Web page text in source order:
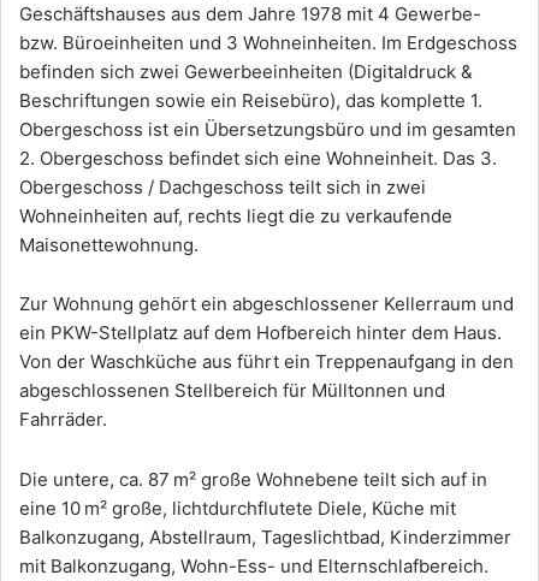
Geschäftshauses aus dem Jahre 1978 mit 4 Gewerbe-
bzw. Büroeinheiten und 3 Wohneinheiten. Im Erdgeschoss
befinden sich zwei Gewerbeeinheiten (Digitaldruck &
Beschriftungen sowie ein Reisebüro), das komplette 1.
Obergeschoss ist ein Übersetzungsbüro und im gesamten
2. Obergeschoss befindet sich eine Wohneinheit. Das 3.
Obergeschoss / Dachgeschoss teilt sich in zwei
Wohneinheiten auf, rechts liegt die zu verkaufende
Maisonettewohnung.
Zur Wohnung gehört ein abgeschlossener Kellerraum und
ein PKW-Stellplatz auf dem Hofbereich hinter dem Haus.
Von der Waschküche aus führt ein Treppenaufgang in den
abgeschlossenen Stellbereich für Mülltonnen und
Fahrräder.
Die untere, ca. 87 m² große Wohnebene teilt sich auf in
eine 10 m² große, lichtdurchflutete Diele, Küche mit
Balkonzugang, Abstellraum, Tageslichtbad, Kinderzimmer
mit Balkonzugang, Wohn-Ess- und Elternschlafbereich.